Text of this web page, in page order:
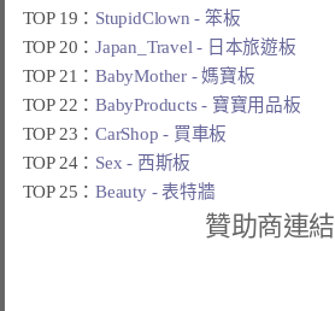
TOP 19： StupidClown - 笨板
TOP 20：Japan_Travel - 日本旅遊板
TOP 21：BabyMother - 媽寶板
TOP 22：BabyProducts - 寶寶用品板
TOP 23：CarShop - 買車板
TOP 24： Sex - 西斯板
TOP 25：Beauty - 表特牆
贊助商連結